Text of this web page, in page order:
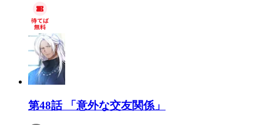
第48話 「意外な交友関係」